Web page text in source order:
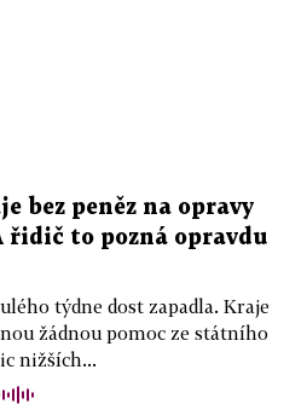
bez peněz na opravy
řidič to pozná opravdu
týdne dost zapadla. Kraje
žádnou pomoc ze státního
nižších...